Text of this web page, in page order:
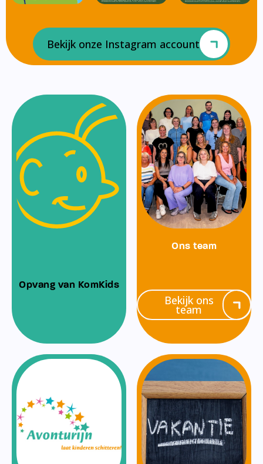
Bekijk onze Instagram account
Opvang van KomKids
Ons team
Bekijk ons
team